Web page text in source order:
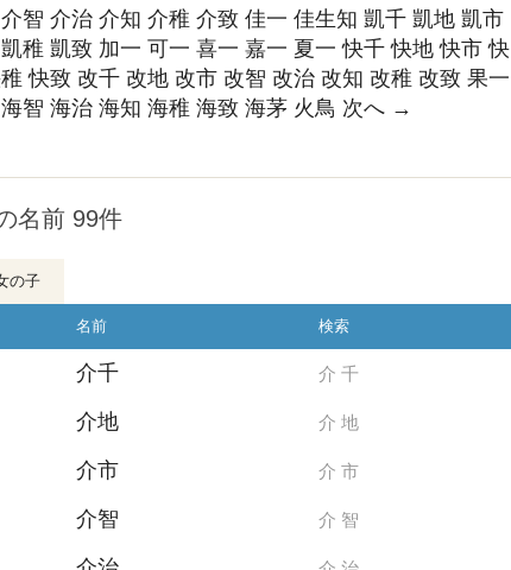
介智 介治 介知 介稚 介致 佳一 佳生知 凱千 凱地 凱市
凱稚 凱致 加一 可一 喜一 嘉一 夏一 快千 快地 快市 快
快致 改千 改地 改市 改智 改治 改知 改稚 改致 果一
海智 海治 海知 海稚 海致 海茅 火鳥 次へ →
名前 99件
の子
名前 検索
介千 介 千
介地 介 地
介市 介 市
介智 介 智